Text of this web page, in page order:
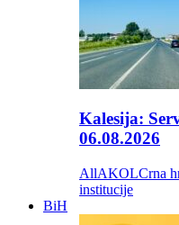
Kalesija:
06.08.2026
AllAKOLCrna
institucije
BiH